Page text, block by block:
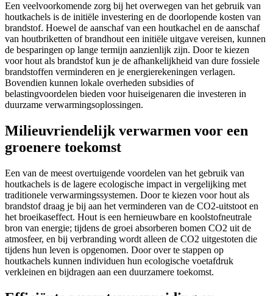
Een veelvoorkomende zorg bij het overwegen van het gebruik van
houtkachels is de initiële investering en de doorlopende kosten van
brandstof. Hoewel de aanschaf van een houtkachel en de aanschaf
van houtbriketten of brandhout een initiële uitgave vereisen, kunnen
de besparingen op lange termijn aanzienlijk zijn. Door te kiezen
voor hout als brandstof kun je de afhankelijkheid van dure fossiele
brandstoffen verminderen en je energierekeningen verlagen.
Bovendien kunnen lokale overheden subsidies of
belastingvoordelen bieden voor huiseigenaren die investeren in
duurzame verwarmingsoplossingen.
Milieuvriendelijk verwarmen voor een
groenere toekomst
Een van de meest overtuigende voordelen van het gebruik van
houtkachels is de lagere ecologische impact in vergelijking met
traditionele verwarmingssystemen. Door te kiezen voor hout als
brandstof draag je bij aan het verminderen van de CO2-uitstoot en
het broeikaseffect. Hout is een hernieuwbare en koolstofneutrale
bron van energie; tijdens de groei absorberen bomen CO2 uit de
atmosfeer, en bij verbranding wordt alleen de CO2 uitgestoten die
tijdens hun leven is opgenomen. Door over te stappen op
houtkachels kunnen individuen hun ecologische voetafdruk
verkleinen en bijdragen aan een duurzamere toekomst.